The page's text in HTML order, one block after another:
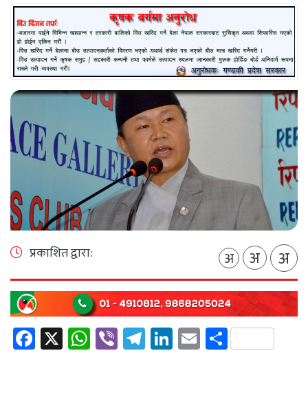
प्रकाशित द्वारा: अ अ अ
Facebook
X WhatsApp
ViberTelegram
LinkedIn
EmailShare